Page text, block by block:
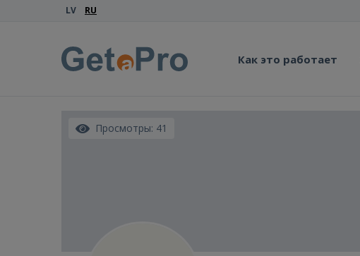
LV RU
Как это работает
Просмотры: 41